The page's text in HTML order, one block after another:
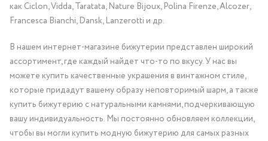
как Ciclon, Vidda, Taratata, Nature Bijoux, Polina Firenze, Alcozer,
Francesca Bianchi, Dansk, Lanzerotti и др.
В нашем интернет-магазине бижутерии представлен широкий
ассортимент, где каждый найдет что-то по вкусу. У нас вы
можете купить качественные украшения в винтажном стиле,
которые придадут вашему образу неповторимый шарм, а также
купить бижутерию с натуральными камнями, подчеркивающую
вашу индивидуальность. Мы постоянно обновляем коллекции,
чтобы вы могли купить модную бижутерию для самых разных